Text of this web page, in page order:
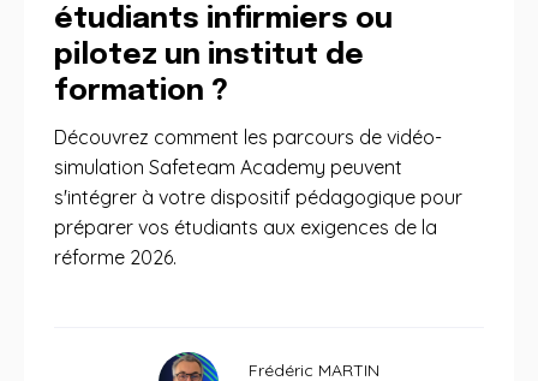
étudiants infirmiers ou
pilotez un institut de
formation ?
Découvrez comment les parcours de vidéo-
simulation Safeteam Academy peuvent
s'intégrer à votre dispositif pédagogique pour
préparer vos étudiants aux exigences de la
réforme 2026.
Frédéric MARTIN